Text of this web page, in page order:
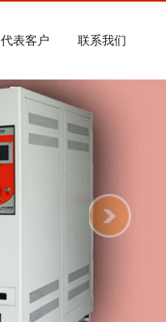
代表客户 联系我们